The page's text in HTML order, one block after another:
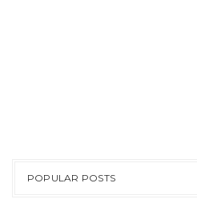
POPULAR POSTS